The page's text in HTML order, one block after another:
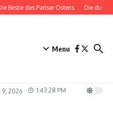
Bestie des Pariser Ostens Die dunkle
Menu
2026 1:43:28 PM